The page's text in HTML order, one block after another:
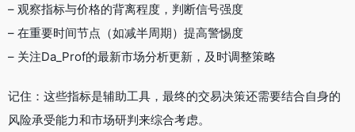
– 观察指标与价格的背离程度，判断信号强度
– 在重要时间节点（如减半周期）提高警惕度
– 关注Da_Prof的最新市场分析更新，及时调整策略
记住：这些指标是辅助工具，最终的交易决策还需要结合自身的
风险承受能力和市场研判来综合考虑。